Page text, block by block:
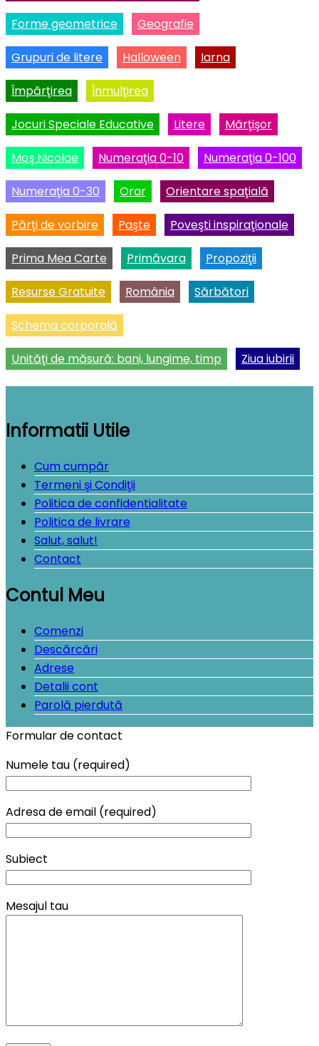
Forme geometrice Geografie
Grupuri de litere Halloween Iarna
Împărţirea Înmulţirea
Jocuri Speciale Educative Litere Mărţişor
Moş Nicolae Numeraţia 0-10 Numeraţia 0-100
Numeraţia 0-30 Orar Orientare spaţială
Părţi de vorbire Paşte Poveşti inspiraţionale
Prima Mea Carte Primăvara Propoziţii
Resurse Gratuite România Sărbători
Schema corporală
Unităţi de măsură: bani, lungime, timp Ziua iubirii
Informatii Utile
Cum cumpăr
Termeni şi Condiţii
Politica de confidentialitate
Politica de livrare
Salut, salut!
Contact
Contul Meu
Comenzi
Descărcări
Adrese
Detalii cont
Parolă pierdută
Formular de contact
Numele tau (required)
Adresa de email (required)
Subiect
Mesajul tau